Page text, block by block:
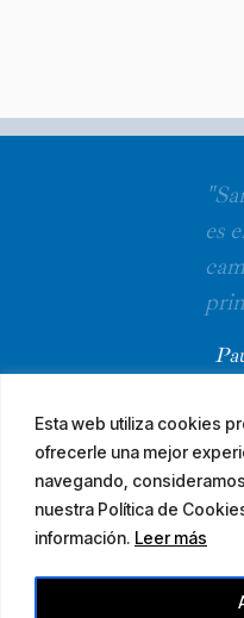
Esta web utiliza cookies
ofrecerle una mejor
navegando,
nuestra Política de
información. Leer más
es
© 2026 El Camino Mozárabe